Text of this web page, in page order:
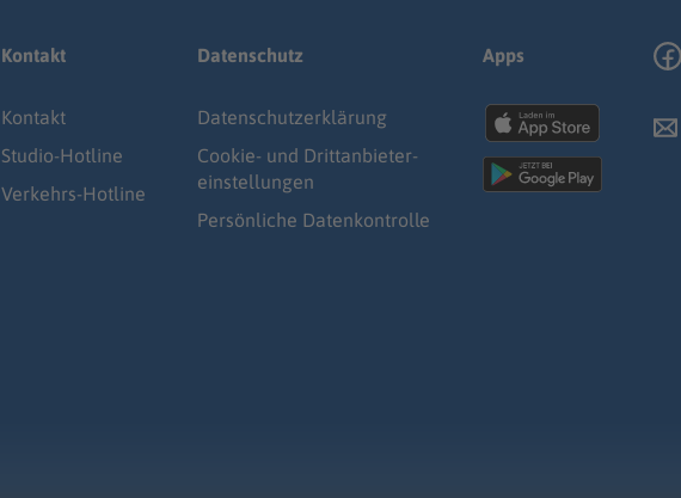
Kontakt
Kontakt
Studio-Hotline
Verkehrs-Hotline
Datenschutz
Datenschutz­erklärung
Cookie- und Drittanbieter-
einstellungen
Persönliche Datenkontrolle
Apps